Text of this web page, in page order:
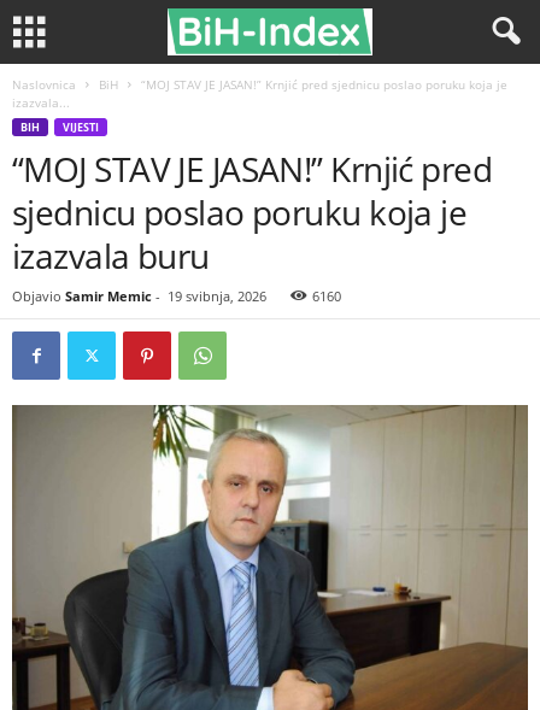
Naslovnica BiH
“MOJ STAV JE JASAN!” Krnjić pred sjednicu poslao poruku koja je
izazvala...
BIH VIJESTI
“MOJ STAV JE JASAN!” Krnjić pred
sjednicu poslao poruku koja je
izazvala buru
Objavio Samir Memic - 19 svibnja, 2026 6160